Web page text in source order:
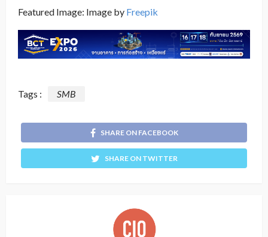
Featured Image: Image by Freepik
Tags : SMB
SHARE ON FACEBOOK
SHARE ON TWITTER